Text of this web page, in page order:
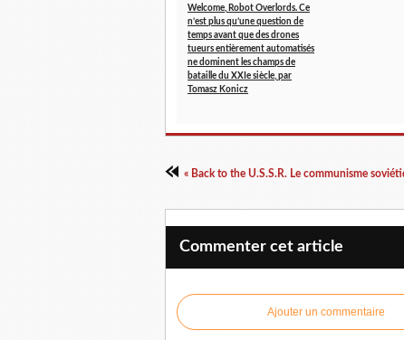
Welcome, Robot Overlords. Ce
n’est plus qu’une question de
temps avant que des drones
tueurs entièrement automatisés
ne dominent les champs de
bataille du XXIe siècle, par
Tomasz Konicz
Commenter cet article
Ajouter un commentaire